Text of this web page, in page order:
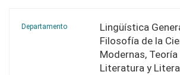
Departamento
Lingüística
Filosofía de la
Modernas, Teoría
Literatura y